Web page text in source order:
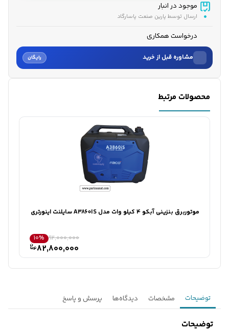
موجود در انبار
ارسال توسط پارین صنعت پاسارگاد
درخواست همکاری
مشاوره قبل از خرید رایگان
نام
کارشناسان فروش درباره «موتور برق بنزینی آبکو 2.2 کیلو وات...» با شما
ثبت درخواست مشاوره رایگان
محصولات مرتبط
موتوربرق بنزینی آبکو 4 کیلو وات مدل A3860IS سایلنت اینورتری
92,000,000
10%
82,800,000
توضیحات مشخصات دیدگاه‌ها پرسش و پاسخ
توضیحات